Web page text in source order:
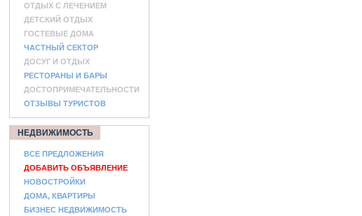
ОТДЫХ С ЛЕЧЕНИЕМ
ДЕТСКИЙ ОТДЫХ
ГОСТЕВЫЕ ДОМА
ЧАСТНЫЙ СЕКТОР
ДОСУГ И ОТДЫХ
РЕСТОРАНЫ И БАРЫ
ДОСТОПРИМЕЧАТЕЛЬНОСТИ
ОТЗЫВЫ ТУРИСТОВ
НЕДВИЖИМОСТЬ
ВСЕ ПРЕДЛОЖЕНИЯ
ДОБАВИТЬ ОБЪЯВЛЕНИЕ
НОВОСТРОЙКИ
ДОМА, КВАРТИРЫ
БИЗНЕС НЕДВИЖИМОСТЬ